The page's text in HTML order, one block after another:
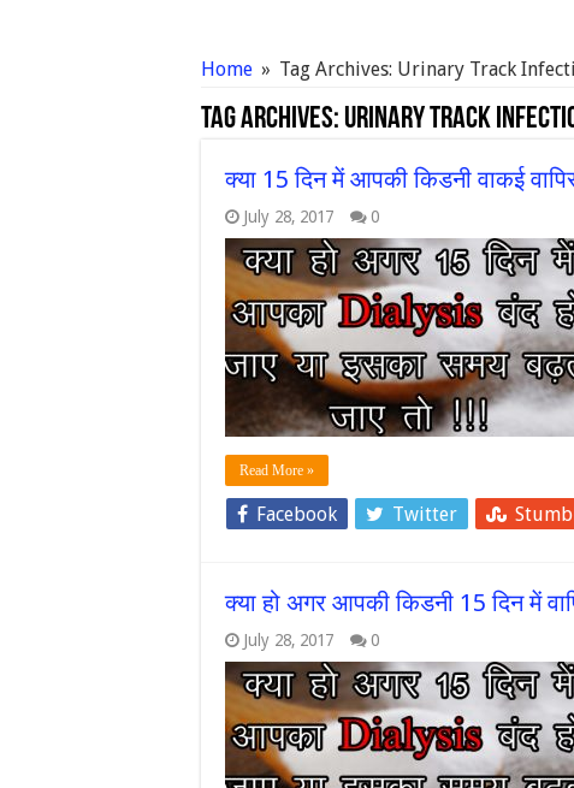
Home » Tag Archives: Urinary Track
Tag Archives: Urinary Track
क्या 15 दिन में आपकी किडनी वाकई
July 28, 2017 0
Read More »
Facebook Twitter
क्या हो अगर आपकी किडनी 15 दिन में
July 28, 2017 0